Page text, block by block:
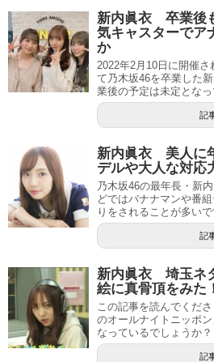
新内眞衣 卒業後
気キャスターでア
か
2022年2月10日に開催
て乃木坂46を卒業した
業後の予定は未定となっ
記
新内眞衣 美人に
デルや大人な対応
乃木坂46の最年長・新
どではバナナマンや番
りをされることが多い
記
新内眞衣 埼玉ネ
絵に真骨頂をみた
この記事を読んでくだ
のオールナイトニッポ
なっているでしょうか
記